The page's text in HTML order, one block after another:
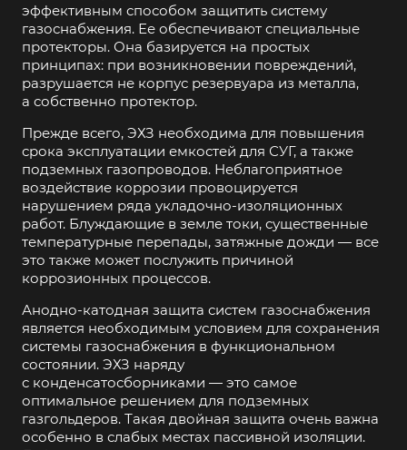
эффективным способом защитить систему
газоснабжения. Ее обеспечивают специальные
протекторы. Она базируется на простых
принципах: при возникновении повреждений,
разрушается не корпус резервуара из металла,
а собственно протектор.
Прежде всего, ЭХЗ необходима для повышения
срока эксплуатации емкостей для СУГ, а также
подземных газопроводов. Неблагоприятное
воздействие коррозии провоцируется
нарушением ряда укладочно-изоляционных
работ. Блуждающие в земле токи, существенные
температурные перепады, затяжные дожди — все
это также может послужить причиной
коррозионных процессов.
Анодно-катодная защита систем газоснабжения
является необходимым условием для сохранения
системы газоснабжения в функциональном
состоянии. ЭХЗ наряду
с конденсатосборниками — это самое
оптимальное решением для подземных
газгольдеров. Такая двойная защита очень важна
особенно в слабых местах пассивной изоляции.